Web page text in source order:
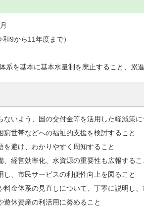
9から11年度まで）
系を基本に基本水量制を廃止すること、累
ないよう、国の交付金等を活用した軽減策
窮世帯などへの福祉的支援を検討すること
を避け、わかりやすく周知すること
、経営効率化、水資源の重要性も広報するこ
し、市民サービスの利便性向上を図ること
料金体系の見直しについて、丁寧に説明し
遊休資産の利活用に努めること